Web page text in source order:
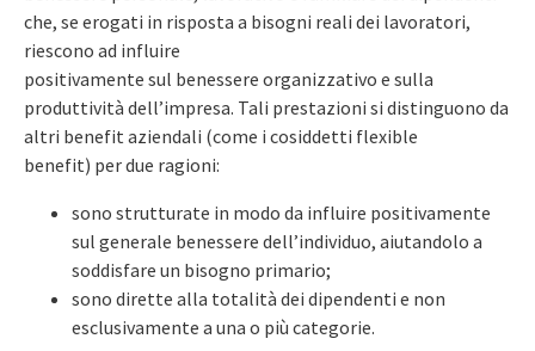
che, se erogati in risposta a bisogni reali dei lavoratori,
riescono ad influire
positivamente sul benessere organizzativo e sulla
produttività dell’impresa. Tali prestazioni si distinguono da
altri benefit aziendali (come i cosiddetti flexible
benefit) per due ragioni:
sono strutturate in modo da influire positivamente
sul generale benessere dell’individuo, aiutandolo a
soddisfare un bisogno primario;
sono dirette alla totalità dei dipendenti e non
esclusivamente a una o più categorie.